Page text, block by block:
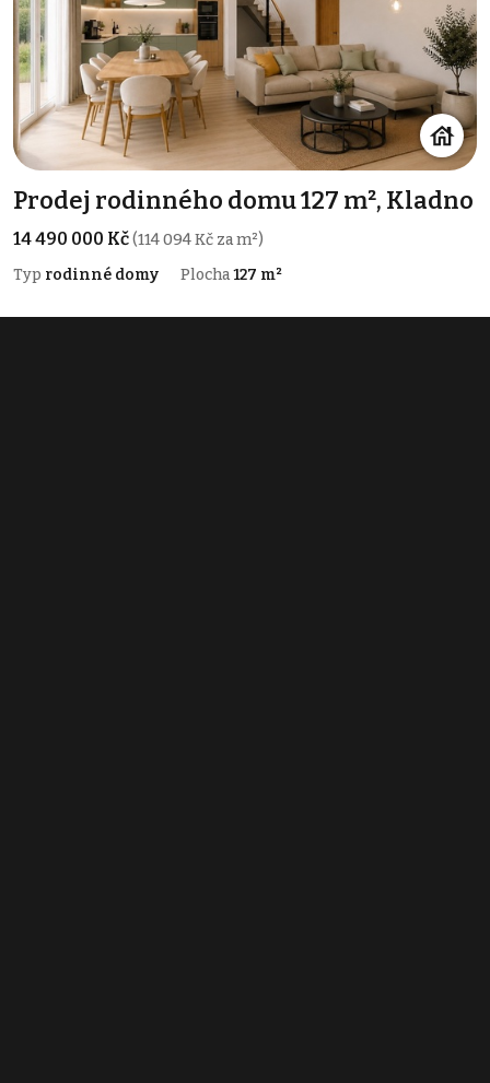
Prodej rodinného domu 127 m², Kladno
14 490 000 Kč(114 094 Kč za m²)
Typ rodinné domy Plocha127 m²